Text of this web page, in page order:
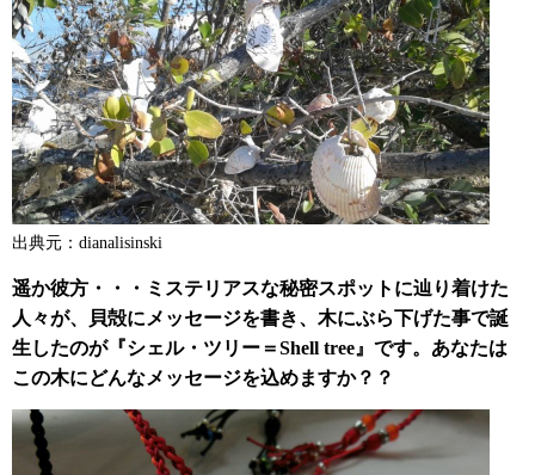
出典元：dianalisinski
遥か彼方・・・ミステリアスな秘密スポットに辿り着けた
人々が、貝殻にメッセージを書き、木にぶら下げた事で誕
生したのが『シェル・ツリー＝Shell tree』です。あなたは
この木にどんなメッセージを込めますか？？